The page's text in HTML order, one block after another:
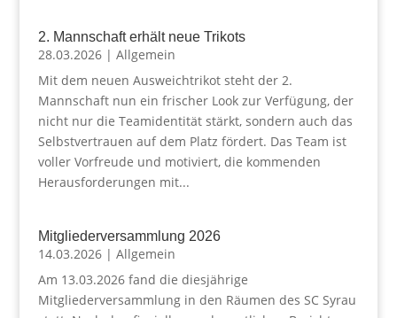
2. Mannschaft erhält neue Trikots
28.03.2026| Allgemein
Mit dem neuen Ausweichtrikot steht der 2.
Mannschaft nun ein frischer Look zur Verfügung, der
nicht nur die Teamidentität stärkt, sondern auch das
Selbstvertrauen auf dem Platz fördert. Das Team ist
voller Vorfreude und motiviert, die kommenden
Herausforderungen mit...
Mitgliederversammlung 2026
14.03.2026| Allgemein
Am 13.03.2026 fand die diesjährige
Mitgliederversammlung in den Räumen des SC Syrau